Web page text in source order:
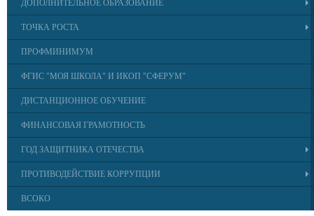
ДОПОЛНИТЕЛЬНОЕ ОБРАЗОВАНИЕ
ТОЧКА РОСТА
ПРОФМИНИМУМ
ФГИС "МОЯ ШКОЛА" И ИКОП "СФЕРУМ"
ДИСТАНЦИОННОЕ ОБУЧЕНИЕ
ФИНАНСОВАЯ ГРАМОТНОСТЬ
ГОД ЗАЩИТНИКА ОТЕЧЕСТВА
ПРОТИВОДЕЙСТВИЕ КОРРУПЦИИ
ВСОКО